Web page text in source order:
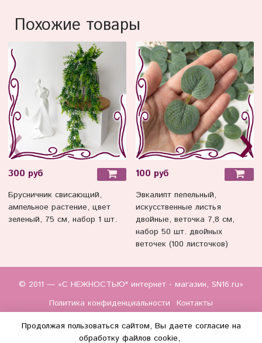
Похожие товары
300 руб
Брусничник свисающий,
ампельное растение, цвет
зеленый, 75 см, набор 1 шт.
100 руб
Эвкалипт пепельный,
искусственные листья
двойные, веточка 7,8 см,
набор 50 шт. двойных
веточек (100 листочков)
© 2011 — «С НЕЖНОСТЬЮ" интернет - магазин, SN16.ru»
Политика конфиденциальности
Контакты
Продолжая пользоваться сайтом, Вы даете согласие на
обработку файлов cookie,